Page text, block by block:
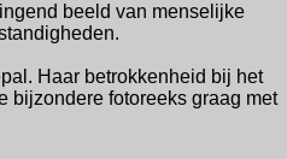
beeld van menselijke
Haar betrokkenheid bij het
bijzondere fotoreeks graag met